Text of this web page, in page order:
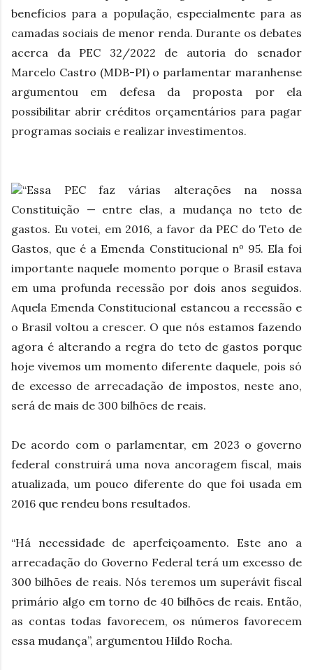
benefícios para a população, especialmente para as
camadas sociais de menor renda. Durante os debates
acerca da PEC 32/2022 de autoria do senador
Marcelo Castro (MDB-PI) o parlamentar maranhense
argumentou em defesa da proposta por ela
possibilitar abrir créditos orçamentários para pagar
programas sociais e realizar investimentos.
“Essa PEC faz várias alterações na nossa
Constituição — entre elas, a mudança no teto de
gastos. Eu votei, em 2016, a favor da PEC do Teto de
Gastos, que é a Emenda Constitucional nº 95. Ela foi
importante naquele momento porque o Brasil estava
em uma profunda recessão por dois anos seguidos.
Aquela Emenda Constitucional estancou a recessão e
o Brasil voltou a crescer. O que nós estamos fazendo
agora é alterando a regra do teto de gastos porque
hoje vivemos um momento diferente daquele, pois só
de excesso de arrecadação de impostos, neste ano,
será de mais de 300 bilhões de reais.
De acordo com o parlamentar, em 2023 o governo
federal construirá uma nova ancoragem fiscal, mais
atualizada, um pouco diferente do que foi usada em
2016 que rendeu bons resultados.
“Há necessidade de aperfeiçoamento. Este ano a
arrecadação do Governo Federal terá um excesso de
300 bilhões de reais. Nós teremos um superávit fiscal
primário algo em torno de 40 bilhões de reais. Então,
as contas todas favorecem, os números favorecem
essa mudança”, argumentou Hildo Rocha.